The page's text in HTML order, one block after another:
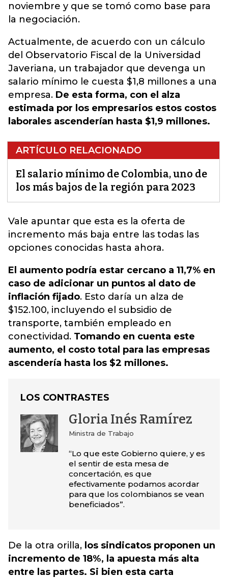
noviembre y que se tomó como base para
la negociación.
Actualmente, de acuerdo con un cálculo
del Observatorio Fiscal de la Universidad
Javeriana, un trabajador que devenga un
salario mínimo le cuesta $1,8 millones a una
empresa. De esta forma, con el alza
estimada por los empresarios estos costos
laborales ascenderían hasta $1,9 millones.
ARTÍCULO RELACIONADO
El salario mínimo de Colombia, uno de
los más bajos de la región para 2023
Vale apuntar que esta es la oferta de
incremento más baja entre las todas las
opciones conocidas hasta ahora.
El aumento podría estar cercano a 11,7% en
caso de adicionar un puntos al dato de
inflación fijado. Esto daría un alza de
$152.100, incluyendo el subsidio de
transporte, también empleado en
conectividad. Tomando en cuenta este
aumento, el costo total para las empresas
ascendería hasta los $2 millones.
LOS CONTRASTES
Gloria Inés Ramírez
Ministra de Trabajo
“Lo que este Gobierno quiere, y es
el sentir de esta mesa de
concertación, es que
efectivamente podamos acordar
para que los colombianos se vean
beneficiados”.
De la otra orilla, los sindicatos proponen un
incremento de 18%, la apuesta más alta
entre las partes. Si bien esta carta